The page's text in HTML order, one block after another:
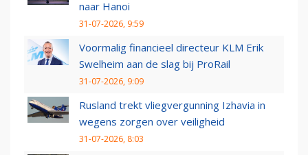
naar Hanoi
31-07-2026, 9:59
Voormalig financieel directeur KLM Erik
Swelheim aan de slag bij ProRail
31-07-2026, 9:09
Rusland trekt vliegvergunning Izhavia in
wegens zorgen over veiligheid
31-07-2026, 8:03